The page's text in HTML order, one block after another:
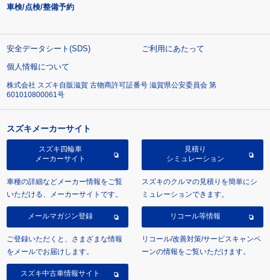
車検/点検/整備予約
安全データシート(SDS)
ご利用にあたって
個人情報について
株式会社 スズキ自販滋賀 古物商許可証番号 滋賀県公安委員会 第
601010800061号
スズキメーカーサイト
スズキ四輪車
メーカーサイト
車種の詳細などメーカー情報をご覧
いただける、メーカーサイトです。
見積り
シミュレーション
スズキのクルマの見積りを簡単にシ
ミュレーションできます。
メールマガジン登録
ご登録いただくと、さまざまな情報
をメールでお届けします。
リコール等情報
リコール/改善対策/サービスキャンペ
ーンの情報をご覧いただけます。
スズキ中古車情報サイト